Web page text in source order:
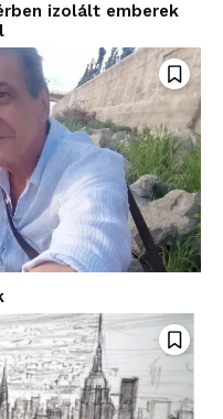
izolált emberek